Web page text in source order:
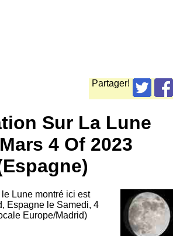
Partager!
Sur La Lune
4 Of 2023
Lune montré ici est
Espagne le Samedi, 4
Europe/Madrid)